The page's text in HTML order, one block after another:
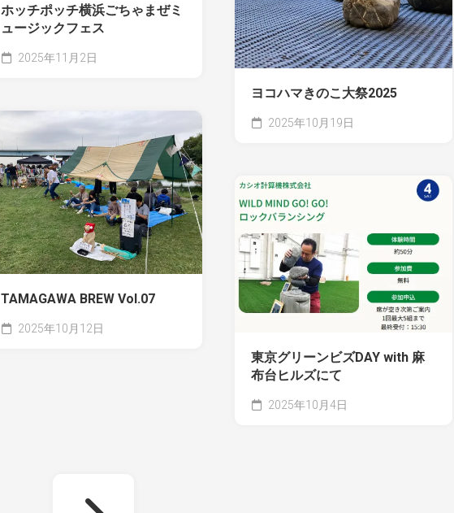
ホッチポッチ横浜ごちゃまぜミ
ュージックフェス
2025年11月2日
ヨコハマきのこ大祭2025
2025年10月19日
TAMAGAWA BREW Vol.07
2025年10月12日
東京グリーンビズDAY with 麻
布台ヒルズにて
2025年10月4日